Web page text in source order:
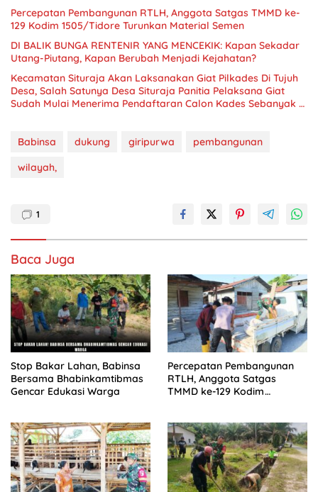
Percepatan Pembangunan RTLH, Anggota Satgas TMMD ke-
129 Kodim 1505/Tidore Turunkan Material Semen
DI BALIK BUNGA RENTENIR YANG MENCEKIK: Kapan Sekadar
Utang-Piutang, Kapan Berubah Menjadi Kejahatan?
Kecamatan Situraja Akan Laksanakan Giat Pilkades Di Tujuh
Desa, Salah Satunya Desa Situraja Panitia Pelaksana Giat
Sudah Mulai Menerima Pendaftaran Calon Kades Sebanyak 4
Babinsa
dukung giripurwa
pembangunan
wilayah,
1
Baca Juga
Stop Bakar Lahan, Babinsa
Bersama Bhabinkamtibmas
Gencar Edukasi Warga
Percepatan Pembangunan
RTLH, Anggota Satgas
TMMD ke-129 Kodim